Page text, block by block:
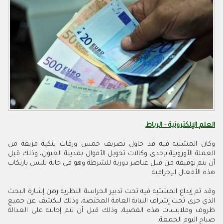
العلم الإلكترونية - الرباط
وكان المشتبه فيه قد حاول تصريف خمس ورقات بنكية مزيفة من
العملة الأوروبية بإحدى وكالات تحويل الأموال بمدينة العيون، وذلك قبل
أن يتم توقيفه من قبل عناصر دورية للشرطة وهو في حالة تلبس بارتكاب
هذه الأفعال الإجرامية.
وقد تم إيداع المشتبه فيه تحت تدبير الحراسة النظرية رهن إشارة البحث
الذي جرى تحت إشراف النيابة العامة المختصة، وذلك للكشف عن جميع
ظروف وملابسات هذه القضية، وذلك قبل أن تتم إحالته على العدالة
صباح اليوم الجمعة.